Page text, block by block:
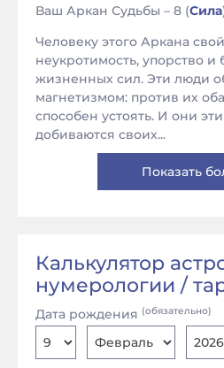
Ваш Аркан Судьбы – 8 (Сила
Человеку этого Аркана
неукротимость, упорство и
жизненных сил. Эти люди
магнетизмом: против их
способен устоять. И они
добиваются своих...
Показать
Калькулятор
нумерологии /
Дата рождения (обязательно)